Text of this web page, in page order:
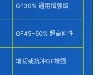
GF30% 通用增强级
GF45~50% 超高刚性
增韧或抗冲GF增强